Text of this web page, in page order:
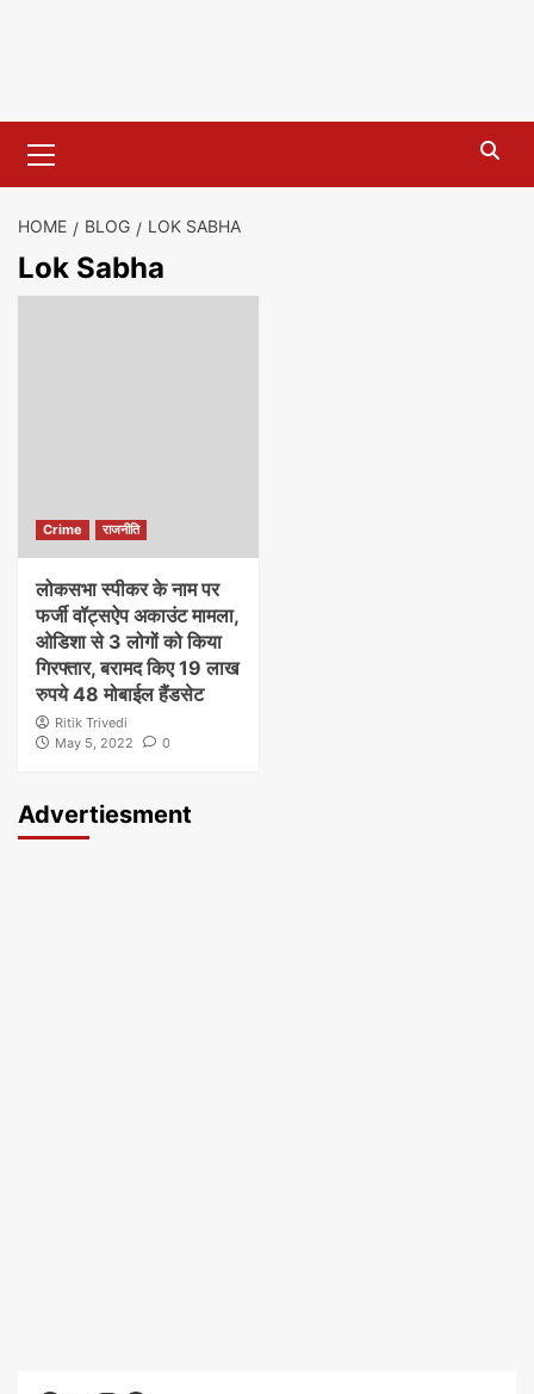
Menu
HOME BLOG LOK SABHA
Lok Sabha
Crime राजनीति
लोकसभा स्पीकर के नाम पर
फर्जी वॉट्सऐप अकाउंट मामला,
ओडिशा से 3 लोगों को किया
गिरफ्तार, बरामद किए 19 लाख
रुपये 48 मोबाईल हैंडसेट
Ritik Trivedi
May 5, 2022
0
Advertiesment